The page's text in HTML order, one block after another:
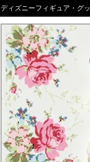
ディズニーフィギュア・グ